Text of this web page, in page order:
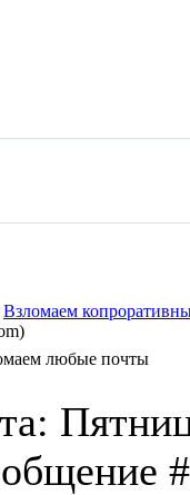
Взломаем
любые почты